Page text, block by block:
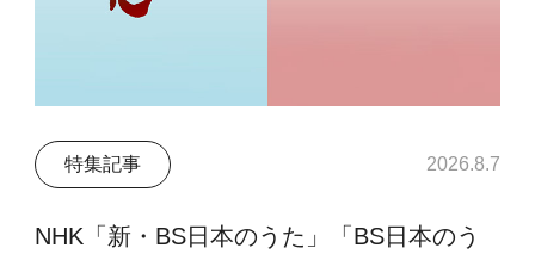
特集記事 2026.8.7
NHK「新・BS日本のうた」「BS日本のう